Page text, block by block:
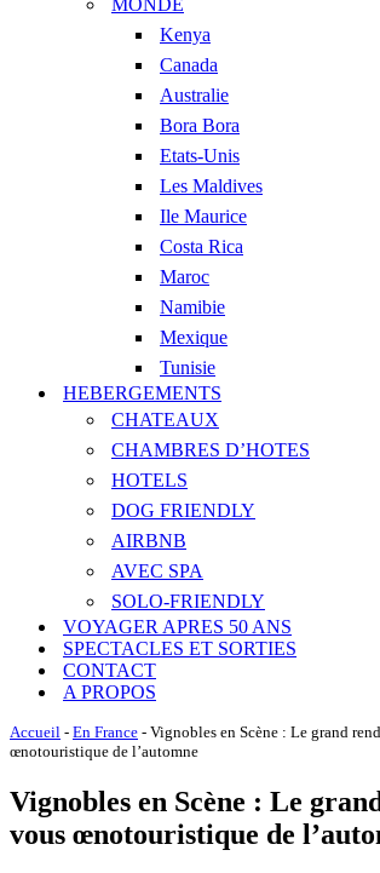
MONDE
Kenya
Canada
Australie
Bora Bora
Etats-Unis
Les Maldives
Ile Maurice
Costa Rica
Maroc
Namibie
Mexique
Tunisie
HEBERGEMENTS
CHATEAUX
CHAMBRES D’HOTES
HOTELS
DOG FRIENDLY
AIRBNB
AVEC SPA
SOLO-FRIENDLY
VOYAGER APRES 50 ANS
SPECTACLES ET SORTIES
CONTACT
A PROPOS
Accueil - En France - Vignobles en Scène : Le grand
œnotouristique de l’automne
Vignobles en Scène : Le
vous œnotouristique de